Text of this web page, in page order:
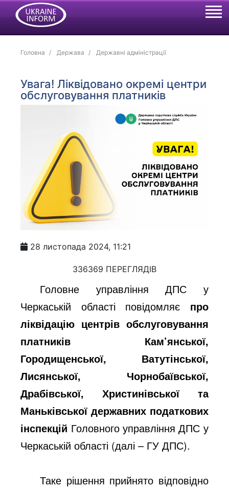
Головна Держава Державні адміністрації
Увага! Ліквідовано окремі центри
обслуговування платників
28 листопада 2024, 11:21
336369 ПЕРЕГЛЯДІВ
Головне управління ДПС у
Черкаській області повідомляє про
ліквідацію центрів обслуговування
платників Кам’янської,
Городищенської, Ватутінської,
Лисянської, Чорнобаївської,
Драбівської, Христинівської та
Маньківської державних податкових
інспекцій Головного управління ДПС у
Черкаській області (далі – ГУ ДПС).
Таке рішення прийнято відповідно